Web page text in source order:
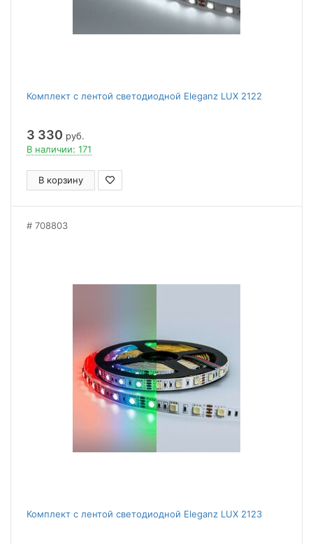
Комплект с лентой светодиодной Eleganz LUX 2122
3 330 руб.
В наличии: 171
В корзину
708803
Комплект с лентой светодиодной Eleganz LUX 2123